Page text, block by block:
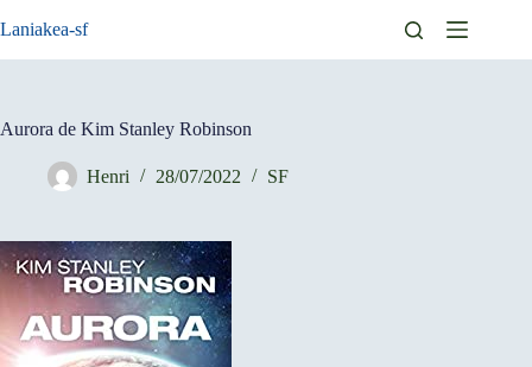
au
Laniakea-sf
Aurora de Kim Stanley Robinson
Henri 28/07/2022 SF